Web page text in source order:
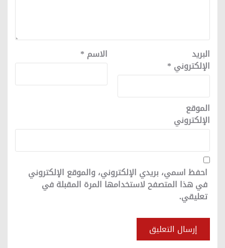
الاسم * البريد
الإلكتروني *
الموقع
الإلكتروني
احفظ اسمي، بريدي الإلكتروني، والموقع الإلكتروني
في هذا المتصفح لاستخدامها المرة المقبلة في
تعليقي.